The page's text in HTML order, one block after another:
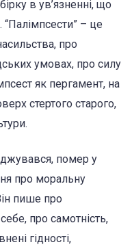
в ув’язненні, що
– це
про
умовах, про силу
як пергамент, на
стертого старого,
помер у
про моральну
пише про
про самотність,
гідності,